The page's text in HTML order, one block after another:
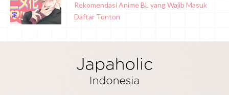
Rekomendasi Anime BL yang Wajib Masuk
Daftar Tonton